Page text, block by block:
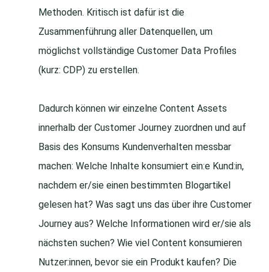
Methoden. Kritisch ist dafür ist die
Zusammenführung aller Datenquellen, um
möglichst vollständige Customer Data Profiles
(kurz: CDP) zu erstellen.
Dadurch können wir einzelne Content Assets
innerhalb der Customer Journey zuordnen und auf
Basis des Konsums Kundenverhalten messbar
machen: Welche Inhalte konsumiert ein:e Kund:in,
nachdem er/sie einen bestimmten Blogartikel
gelesen hat? Was sagt uns das über ihre Customer
Journey aus? Welche Informationen wird er/sie als
nächsten suchen? Wie viel Content konsumieren
Nutzer:innen, bevor sie ein Produkt kaufen? Die